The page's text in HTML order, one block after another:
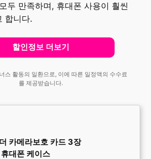
두 만족하며, 휴대폰 사용이 훨씬
합니다.
할인정보 더보기
스 활동의 일환으로, 이에 따른 일정액의 수수료
를 제공받습니다.
카메라보호 카드 3장
대폰 케이스